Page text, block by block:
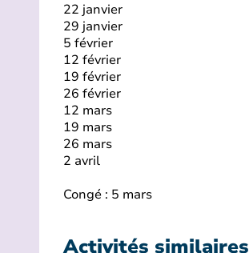
22 janvier
29 janvier
5 février
12 février
19 février
26 février
12 mars
19 mars
26 mars
2 avril
Congé : 5 mars
Activités similaires